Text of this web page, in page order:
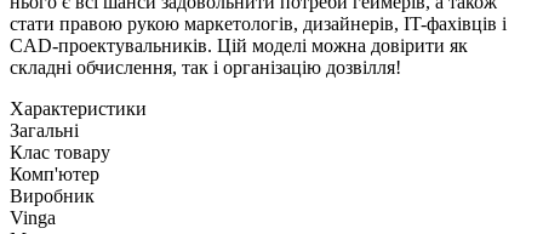
стати правою рукою маркетологів, дизайнерів, IT-фахівців і
CAD-проектувальників. Цій моделі можна довірити як
складні обчислення, так і організацію дозвілля!
Характеристики
Загальні
Клас товару
Комп'ютер
Виробник
Vinga